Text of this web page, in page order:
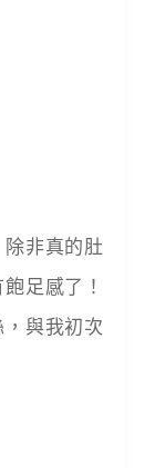
非真的肚
足感了！
與我初次